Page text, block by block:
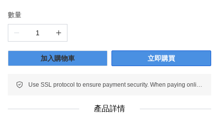
數量
加入購物車 立即購買
Use SSL protocol to ensure payment security. When paying online, your payment information is protected.
產品詳情